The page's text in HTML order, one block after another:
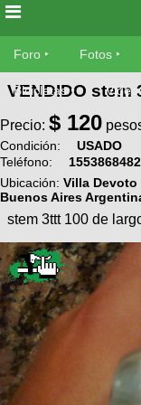
Foro
Foro
TÃ©cnica
MecÃ¡nica
Fotos
SUBÃ
tu foto
Galeria
XC
Bicicletas
Viajes
Descenso
Avisos
Ventas
tu
aviso
Buscar
Ultimos
BicicleterÃ­
as
Bicicletas
Bicicletas
Videos
Cicloturismo
Foro Fotos
Bicicletas
VENDIDO stem
Precio: $ 120
Condición: USADO
Teléfono:
1553868482
Ubicación: Villa Devoto
Buenos Aires
stem 3ttt 100 de